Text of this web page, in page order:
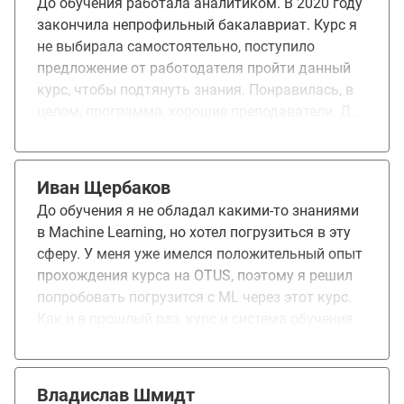
трудоустройстве.
в области ML. В целом, обучение понравилось,
было довольно интересно и разнопланово
закончила непрофильный бакалавриат. Курс я
не выбирала самостоятельно, поступило
предложение от работодателя пройти данный
курс, чтобы подтянуть знания. Понравилась, в
понимание Python. Обучение, в целом, помогло
мне продвинуться в направлении ml, более
менее структурировать информацию, больше
попрактиковаться в ООП, понять свои слабые и
сильные места
Иван Щербаков
До обучения я не обладал какими-то знаниями
в Machine Learning, но хотел погрузиться в эту
сферу. У меня уже имелся положительный опыт
прохождения курса на OTUS, поэтому я решил
попробовать погрузится с ML через этот курс.
полезный, его как раз достаточно для
Владислав Шмидт